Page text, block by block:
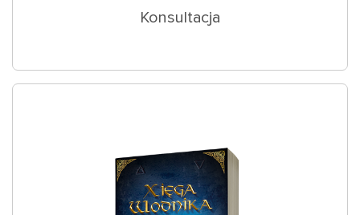
Konsultacja